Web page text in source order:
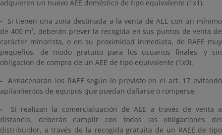
adquieren un nuevo AEE doméstico de tipo equivalente (1x1).
- Si tienen una zona destinada a la venta de AEE con un mínimo
de 400 m², deberán prever la recogida en sus puntos de venta de
carácter minorista, o en su proximidad inmediata, de RAEE muy
pequeños, de modo gratuito para los usuarios finales, y sin
obligación de compra de un AEE de tipo equivalente (1x0).
- Almacenarán los RAEE según lo previsto en el art. 17 evitando
apilamientos de equipos que puedan dañarse o romperse.
-
Si realizan la comercialización de AEE a través de venta a
distancia, deberán cumplir con todas las obligaciones del
distribuidor, a través de la recogida gratuita de un RAEE de tipo